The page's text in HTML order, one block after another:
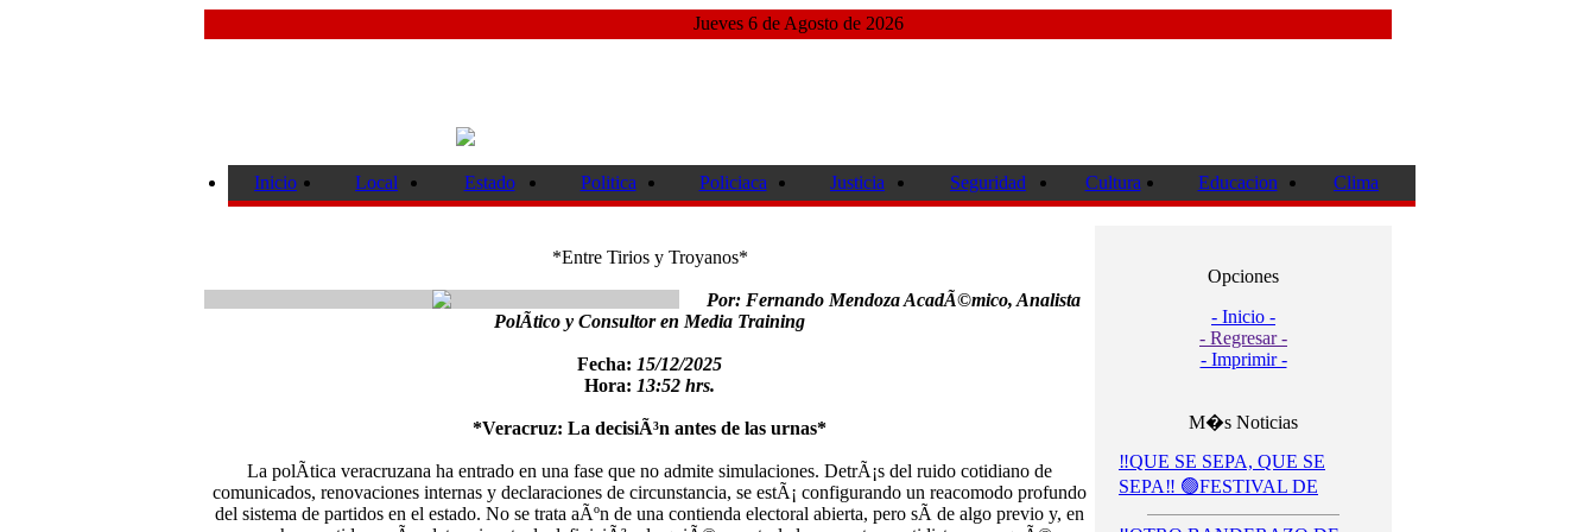
Jueves 6 de Agosto de 2026
Inicio Local Estado Politica Policiaca Justicia Seguridad Cultura Educacion Clima
*Entre Tirios y Troyanos*
Por: Fernando Mendoza AcadÃ©mico, Analista
PolÃ­tico y Consultor en Media Training
Fecha: 15/12/2025
Hora: 13:52 hrs.
*Veracruz: La decisiÃ³n antes de las urnas*
La polÃ­tica veracruzana ha entrado en una fase que no admite simulaciones. DetrÃ¡s del ruido cotidiano de
comunicados, renovaciones internas y declaraciones de circunstancia, se estÃ¡ configurando un reacomodo profundo
del sistema de partidos en el estado. No se trata aÃºn de una contienda electoral abierta, pero sÃ­ de algo previo y, en
Opciones
- Inicio -
- Regresar -
- Imprimir -
M�s Noticias
‼️QUE SE SEPA, QUE SE
SEPA‼️ 🟢FESTIVAL DE